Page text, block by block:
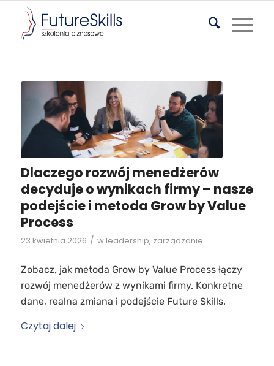
Dlaczego rozwój menedżerów
decyduje o wynikach firmy – nasze
podejście i metoda Grow by Value
Process
23 kwietnia 2026 / w leadership, zarządzanie
Zobacz, jak metoda Grow by Value Process łączy
rozwój menedżerów z wynikami firmy. Konkretne
dane, realna zmiana i podejście Future Skills.
Czytaj dalej